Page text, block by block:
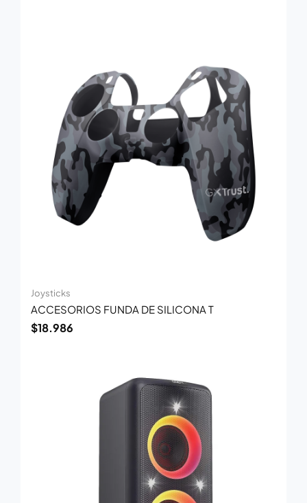
Joysticks
ACCESORIOS FUNDA DE SILICONA T
$18.986